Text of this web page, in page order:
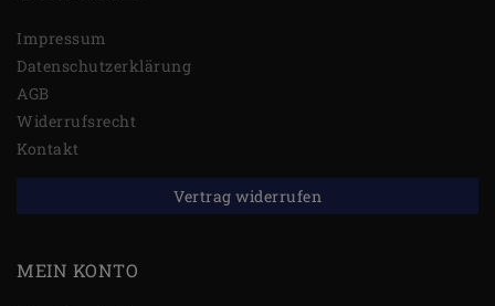
Impressum
Daten­schutz­erklärung
AGB
Widerrufs­recht
Kontakt
Vertrag widerrufen
MEIN KONTO